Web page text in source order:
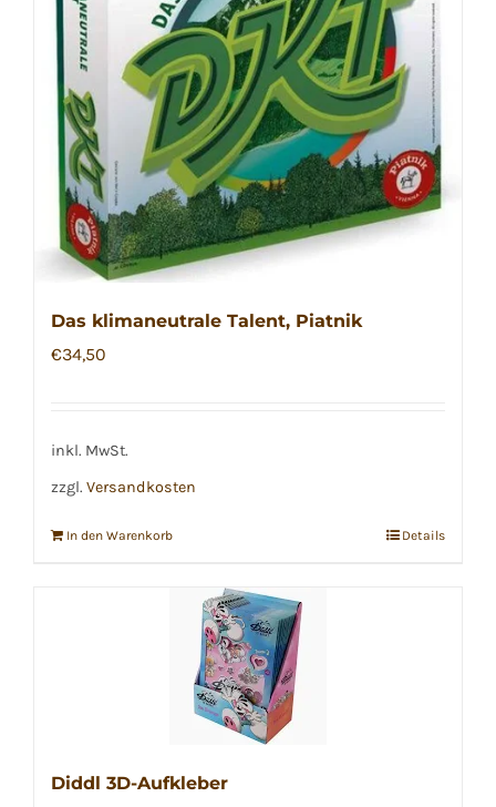
Das klimaneutrale Talent, Piatnik
€34,50
inkl. MwSt.
zzgl. Versandkosten
In den Warenkorb Details
Diddl 3D-Aufkleber